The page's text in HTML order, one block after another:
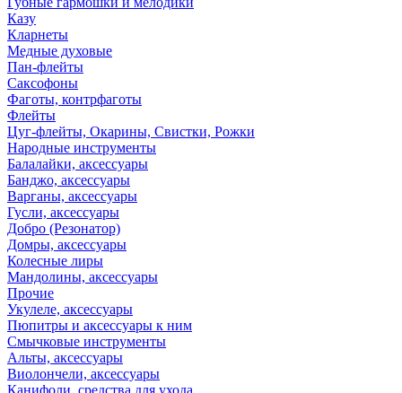
Казу
Кларнеты
Медные духовые
Пан-флейты
Саксофоны
Фаготы, контрфаготы
Флейты
Цуг-флейты, Окарины, Свистки, Рожки
Народные инструменты
Балалайки, аксессуары
Банджо, аксессуары
Варганы, аксессуары
Гусли, аксессуары
Добро (Резонатор)
Домры, аксессуары
Колесные лиры
Мандолины, аксессуары
Прочие
Укулеле, аксессуары
Пюпитры и аксессуары к ним
Смычковые инструменты
Альты, аксессуары
Виолончели, аксессуары
Канифоли, средства для ухода